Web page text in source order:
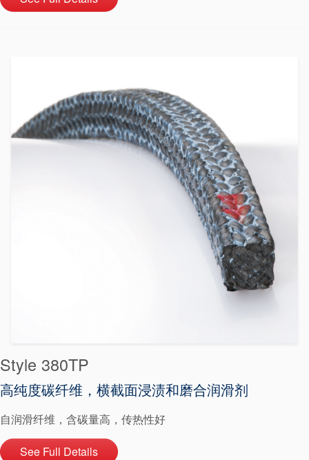
Style 380TP
高纯度碳纤维，横截面浸渍和磨合润滑剂
自润滑纤维，含碳量高，传热性好
See Full Details